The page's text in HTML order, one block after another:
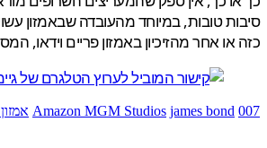
טובות, במיוחד מהעובדה שבאמזון
אחר מהזיכיון באמזון פריים וידאו, המסך
Amazon MGM Studios james bond אמזון